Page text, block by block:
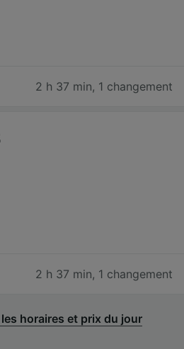
2 h 37 min, 1 changement
2 h 37 min, 1 changement
horaires et prix du jour